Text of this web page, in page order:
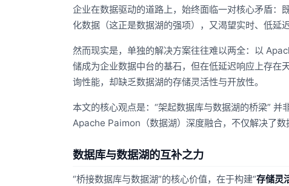
企业在数据驱动的道路上，始终面临一对核心矛盾：
化数据（这正是数据湖的强项），又渴望实时、低延
然而现实是，单独的解决方案往往难以两全：以
储成为企业数据中台的基石，但在低延迟响应上存
询性能，却缺乏数据湖的存储灵活性与开放性。
本文的核心观点是：“架起数据库与数据湖的桥梁”
Apache Paimon（数据湖）深度融合，不仅解决了数
数据库与数据湖的互补之力
“桥接数据库与数据湖”的核心价值，在于构建“存储灵